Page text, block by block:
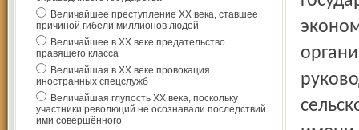
Величайшее преступление ХХ века, ставшее
причиной гибели миллионов людей
Величайшее в ХХ веке предательство
правящего класса
Величайшая в ХХ веке провокация
иностранных спецслужб
Величайшая глупость ХХ века, поскольку
участники революций не осознавали последствий
ими совершённого